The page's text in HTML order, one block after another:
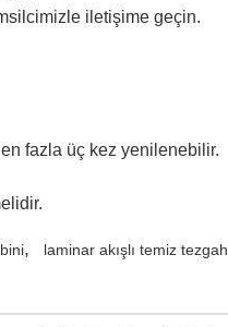
iletişime geçin.
fazla üç kez yenilenebilir.
, laminar akışlı temiz tezgah